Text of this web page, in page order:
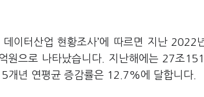
데이터산업 현황조사’에 따르면 지난 2022
원으로 나타났습니다 지난해에는 27조
5개년 연평균 증감률은 12.7%에 달합니다